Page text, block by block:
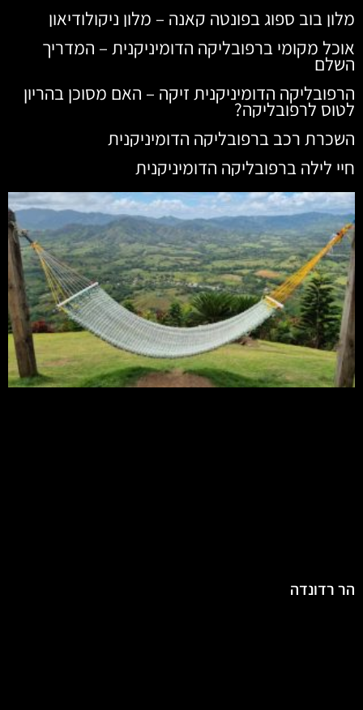
מלון בוב ספוג בפונטה קאנה – מלון ניקולודיאון
אוכל מקומי ברפובליקה הדומיניקנית – המדריך
השלם
הרפובליקה הדומיניקנית זיקה – האם מסוכן בהריון
לטוס לרפובליקה?
השכרת רכב ברפובליקה הדומיניקנית
חיי לילה ברפובליקה הדומיניקנית
הר רדונדה